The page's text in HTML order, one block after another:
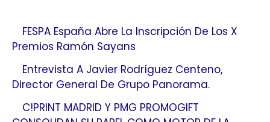
FESPA España Abre La Inscripción De Los X
Premios Ramón Sayans
Entrevista A Javier Rodríguez Centeno,
Director General De Grupo Panorama.
C!PRINT MADRID Y PMG PROMOGIFT